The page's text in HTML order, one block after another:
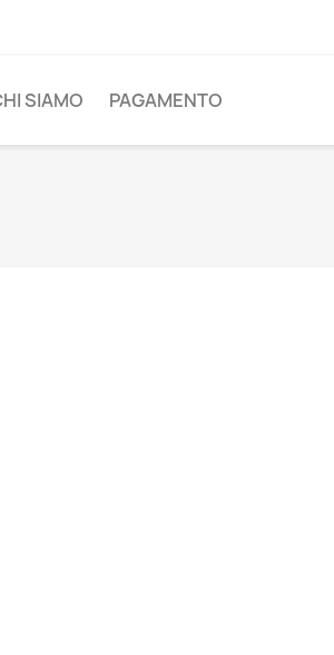
SIAMO PAGAMENTO